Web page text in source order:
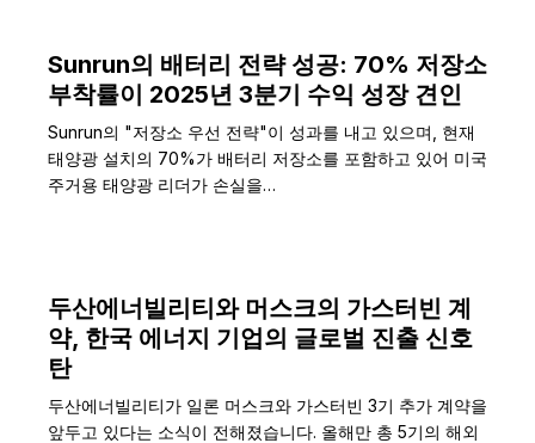
Sunrun의 배터리 전략 성공: 70% 저장소
부착률이 2025년 3분기 수익 성장 견인
Sunrun의 "저장소 우선 전략"이 성과를 내고 있으며, 현재
태양광 설치의 70%가 배터리 저장소를 포함하고 있어 미국
주거용 태양광 리더가 손실을…
두산에너빌리티와 머스크의 가스터빈 계
약, 한국 에너지 기업의 글로벌 진출 신호
탄
두산에너빌리티가 일론 머스크와 가스터빈 3기 추가 계약을
앞두고 있다는 소식이 전해졌습니다. 올해만 총 5기의 해외